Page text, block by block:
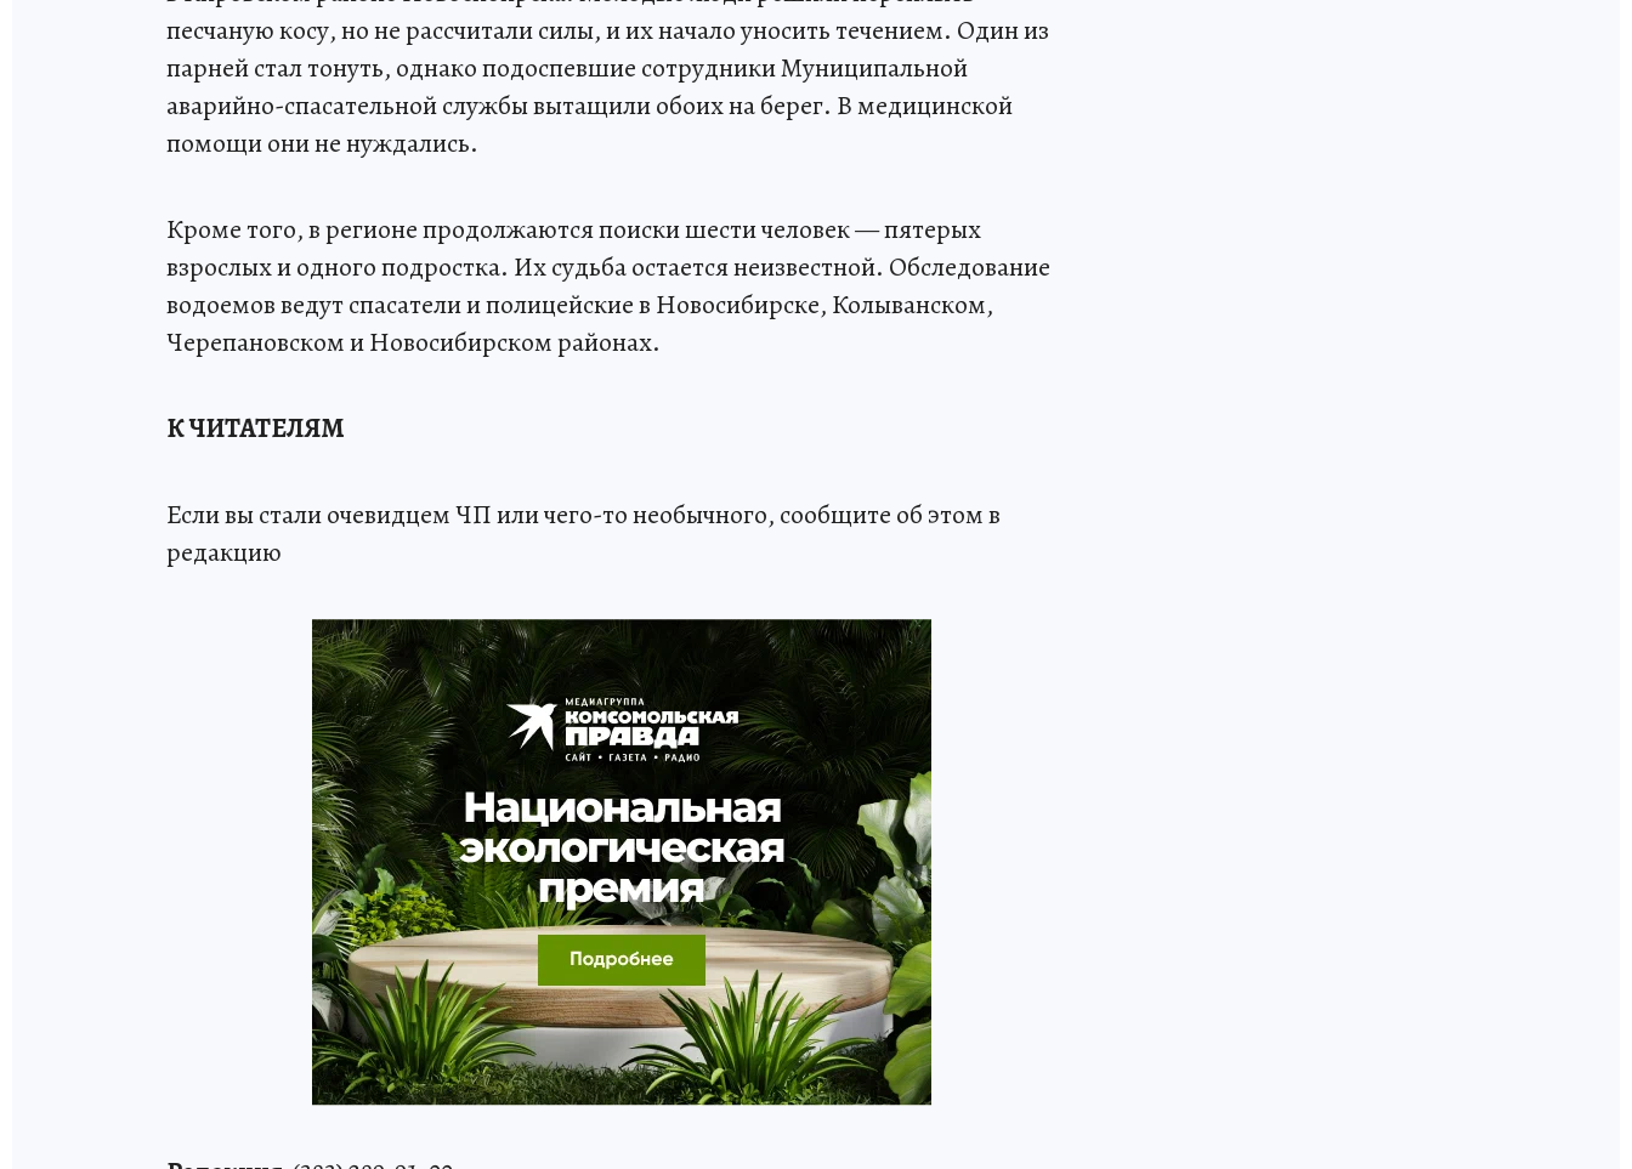
песчаную косу, но не рассчитали силы, и их начало уносить течением. Один из
парней стал тонуть, однако подоспевшие сотрудники Муниципальной
аварийно-спасательной службы вытащили обоих на берег. В медицинской
помощи они не нуждались.
Кроме того, в регионе продолжаются поиски шести человек — пятерых
взрослых и одного подростка. Их судьба остается неизвестной. Обследование
водоемов ведут спасатели и полицейские в Новосибирске, Колыванском,
Черепановском и Новосибирском районах.
К ЧИТАТЕЛЯМ
Если вы стали очевидцем ЧП или чего-то необычного, сообщите об этом в
редакцию